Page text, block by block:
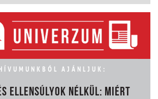
AJÁNLJUK:
ELLENSÚLYOK NÉLKÜL: MIÉRT